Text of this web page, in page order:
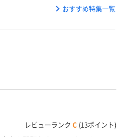
おすすめ特集一覧
レビューランク C (13ポイント)